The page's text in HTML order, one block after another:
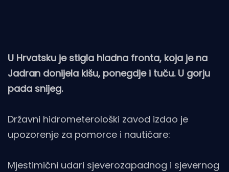
U Hrvatsku je stigla hladna fronta, koja je na
Jadran donijela kišu, ponegdje i tuču. U gorju
pada snijeg.
Državni hidrometerološki zavod izdao je
upozorenje za pomorce i nautičare:
Mjestimični udari sjeverozapadnog i sjevernog